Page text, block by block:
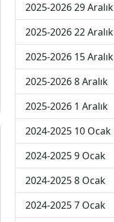
2025-2026 29 Aralık
2025-2026 22 Aralık
2025-2026 15 Aralık
2025-2026 8 Aralık
2025-2026 1 Aralık
2024-2025 10 Ocak
2024-2025 9 Ocak
2024-2025 8 Ocak
2024-2025 7 Ocak